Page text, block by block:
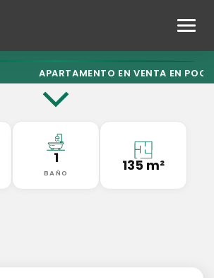
APARTAMENTO EN VENTA EN
1
BAÑO 135 m²